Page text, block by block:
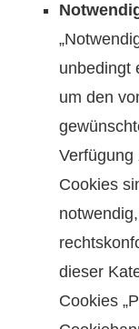
unbedingt
um den
Cookies
dieser
Cookies